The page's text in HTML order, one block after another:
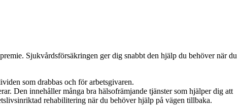
Sjukvårdsförsäkringen ger dig snabbt den hjälp du behöver när du
som drabbas och för arbetsgivaren.
Den innehåller många bra hälsofrämjande tjänster som hjälper dig att
rehabilitering när du behöver hjälp på vägen tillbaka.